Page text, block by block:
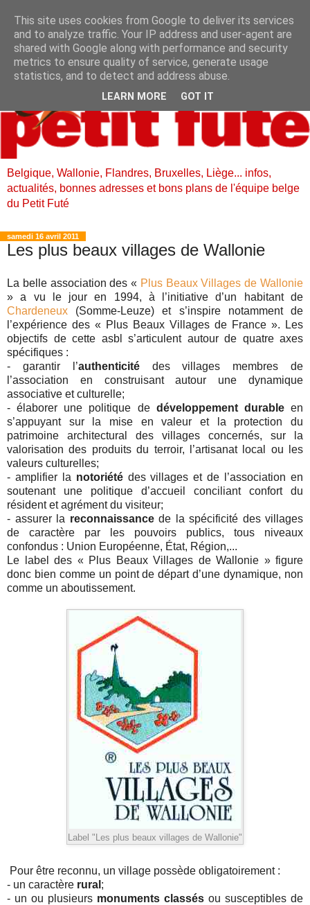
Belgique, Wallonie, Flandres, Bruxelles, Liège... infos,
actualités, bonnes adresses et bons plans de l'équipe belge
du Petit Futé
samedi 16 avril 2011
Les plus beaux villages de Wallonie
La belle association des « Plus Beaux Villages de Wallonie
» a vu le jour en 1994, à l’initiative d’un habitant de
Chardeneux (Somme-Leuze) et s’inspire notamment de
l’expérience des « Plus Beaux Villages de France ». Les
objectifs de cette asbl s’articulent autour de quatre axes
spécifiques :
- garantir l’authenticitédes villages membres de
l’association en construisant autour une dynamique
associative et culturelle;
- élaborer une politique de développement durableen
s’appuyant sur la mise en valeur et la protection du
patrimoine architectural des villages concernés, sur la
valorisation des produits du terroir, l’artisanat local ou les
valeurs culturelles;
- amplifier la notoriétédes villages et de l’association en
soutenant une politique d’accueil conciliant confort du
résident et agrément du visiteur;
- assurer la reconnaissancede la spécificité des villages
de caractère par les pouvoirs publics, tous niveaux
confondus : Union Européenne, État, Région,...
Le label des « Plus Beaux Villages de Wallonie » figure
donc bien comme un point de départ d’une dynamique, non
comme un aboutissement.
Label "Les plus beaux villages de Wallonie"
Pour être reconnu, un village possède obligatoirement :
- un caractère rural ;
- un ou plusieurs monuments classés ou susceptibles de
This site uses cookies from Google to deliver its services
and to analyze traffic. Your IP address and user-agent are
shared with Google along with performance and security
metrics to ensure quality of service, generate usage
statistics, and to detect and address abuse.
LEARN MORE GOT IT